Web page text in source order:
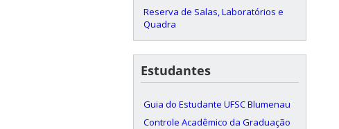
Reserva de Salas, Laboratórios e
Quadra
Estudantes
Guia do Estudante UFSC Blumenau
Controle Acadêmico da Graduação